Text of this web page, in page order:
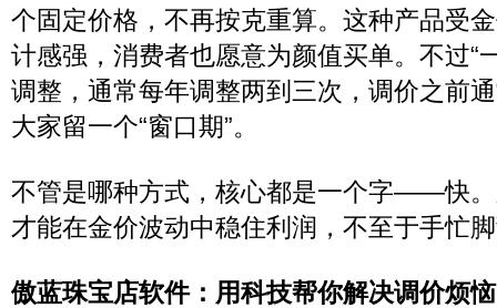
个固定价格，不再按克重算。这种产品受
计感强，消费者也愿意为颜值买单。不过“
调整，通常每年调整两到三次，调价之前
大家留一个“窗口期”。
不管是哪种方式，核心都是一个字——快
才能在金价波动中稳住利润，不至于手忙
傲蓝珠宝店软件：用科技帮你解决调价烦恼